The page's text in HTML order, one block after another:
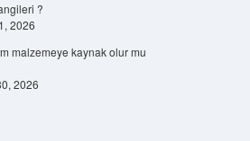
?
2026
malzemeye kaynak olur mu
2026